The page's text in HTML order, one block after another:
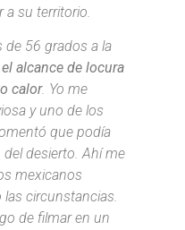
a su territorio.
de 56 grados a la
alcance de locura
calor. Yo me
y uno de los
que podía
desierto. Ahí me
mexicanos
circunstancias.
de filmar en un